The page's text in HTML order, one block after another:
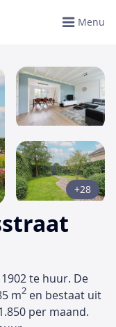
Menu
+28
te huur. De
m2 en bestaat uit
per maand.